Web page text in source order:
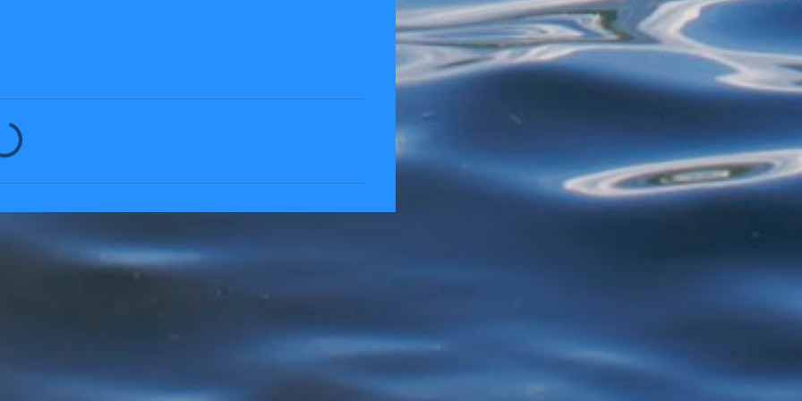
mais de 40 anos - selecionando roupas e
restos de alimentos para reciclagem, por
exemplo - estão proibidos de exercer
atividades de garimpagem. De acor...